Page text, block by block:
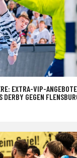
EXTRA-VIP-
DERBY GEGEN